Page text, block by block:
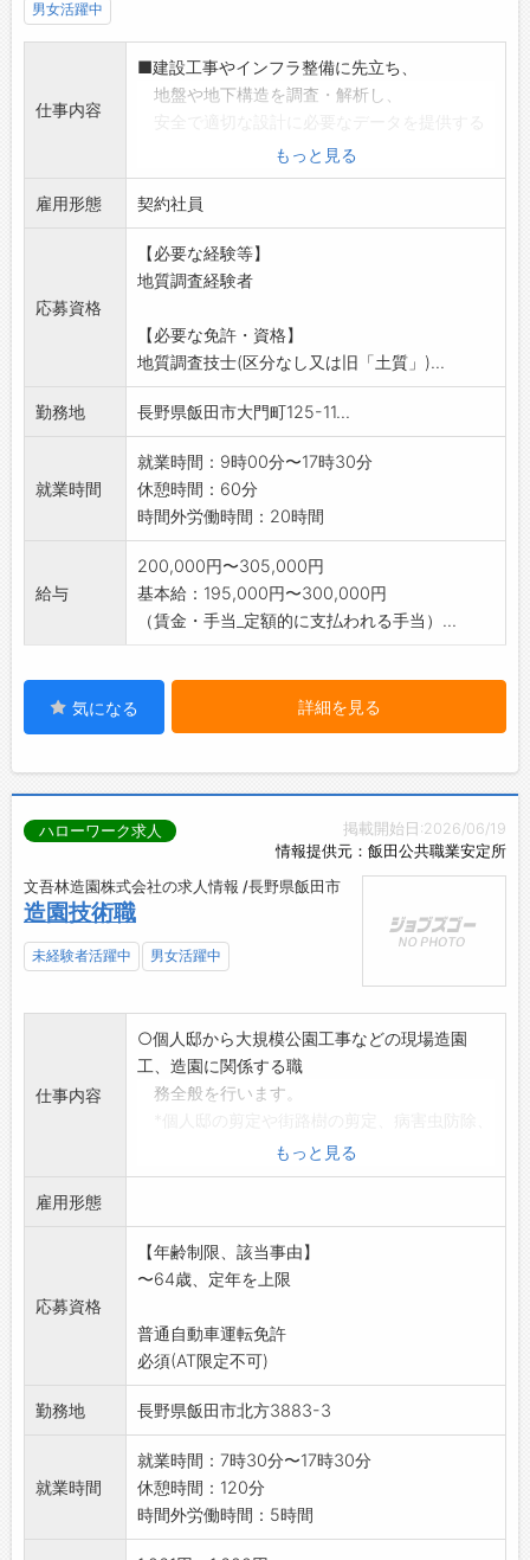
男女活躍中
仕事内容
■建設工事やインフラ整備に先立ち、
地盤や地下構造を調査・解析し、
■主な業務内容
・現地調査・現場管理
・データ整理・報告など
・社用車(プロボックス等)を使用して
現場や役所等へ出向く事があります
変更範囲:なし
もっと見る
雇用形態 契約社員
応募資格
【必要な経験等】
地質調査経験者
【必要な免許・資格】
地質調査技士(区分なし又は旧「土質」)...
勤務地 長野県飯田市大門町125-11...
就業時間
就業時間：9時00分〜17時30分
休憩時間：60分
時間外労働時間：20時間
給与
200,000円〜305,000円
基本給：195,000円〜300,000円
（賃金・手当_定額的に支払われる手当）...
気になる 詳細を見る
掲載開始日:2026/06/19
情報提供元：飯田公共職業安定所
ハローワーク求人
文吾林造園株式会社の求人情報 /長野県飯田市
造園技術職
未経験者活躍中 男女活躍中
仕事内容
○個人邸から大規模公園工事などの現場造園
工、造園に関係する職
務全般を行います。
(樹木医業務の補助業務)
(街路樹剪定、
草刈り、支障木の伐採)
*ダンプカーやパッカー車、剪定枝粉砕車(チ
式クレーン車、バックホー(車両系建設機
械)の運転操作、
チェーンソー、トリマー(バリカン)、仮払
機(ビーバー)、
作
※月に15日から20日程度の勤務になります。
※冬期間の労働相談可能です。 【業務の変更
範囲】:変更なし
もっと見る
雇用形態
応募資格
【年齢制限、該当事由】
〜64歳、定年を上限
普通自動車運転免許
必須(AT限定不可)
勤務地 長野県飯田市北方3883-3
就業時間
就業時間：7時30分〜17時30分
休憩時間：120分
時間外労働時間：5時間